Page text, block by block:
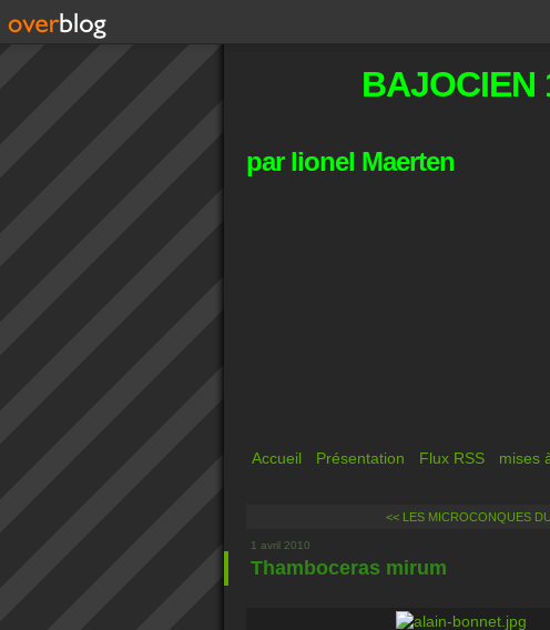
BAJOCIEN
par lionel Maerten
Accueil Présentation Flux RSS mises
<< LES MICROCONQUES
1 avril 2010
Thamboceras mirum